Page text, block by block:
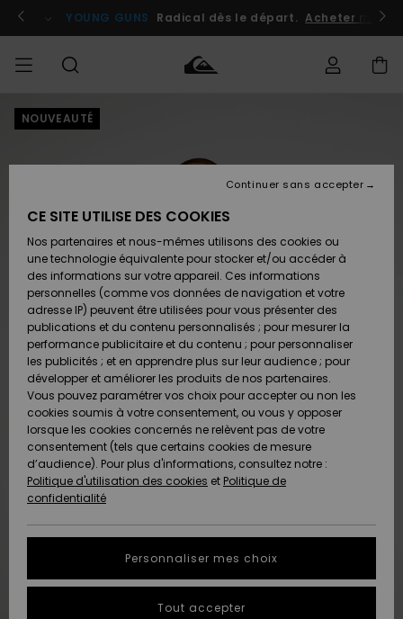
l'information
le
Se connecter / s'inscrire
YOUNG GUNS Radical dès le départ. Acheter
HOMME
Chaussures
& Tongs
Surf
Snow
Nouveautés
A
Découvrir
Chaussures
& Tongs
Surf
Snow
Nouveautés
A
Découvrir
FEMME
A
Découvrir
Snow
SURF
Homme
Surf
Shop
Enfant
Highlights
Communauté
SNOW
Homme
Snow
Shop
Enfant
Snow
Shop
Femme
A
Découvrir
Communauté
OUTLET
Enfant
Outlet
Femme
AIDE &
CONTACT
Retours
Paiement
Carte
Cadeau
Quiksilver
Freedom
Protection
des
tailles
MAGASINS
QUIKSILVER
NOUVEAUTÉ
CE SITE UTILISE DES COOKIES
Nos partenaires et nous-mêmes utilisons des cookies ou
une technologie équivalente pour stocker et/ou accéder à
des informations sur votre appareil. Ces informations
personnelles (comme vos données de navigation et votre
adresse IP) peuvent être utilisées pour vous présenter des
publications et du contenu personnalisés ; pour mesurer la
performance publicitaire et du contenu ; pour personnaliser
les publicités ; et en apprendre plus sur leur audience ; pour
développer et améliorer les produits de nos partenaires.
Vous pouvez paramétrer vos choix pour accepter ou non les
cookies soumis à votre consentement, ou vous y opposer
lorsque les cookies concernés ne relèvent pas de votre
consentement (tels que certains cookies de mesure
d’audience). Pour plus d'informations, consultez notre :
Politique d'utilisation des cookies et Politique de
confidentialité
Personnaliser mes choix
Continuer sans accepter
Tout accepter